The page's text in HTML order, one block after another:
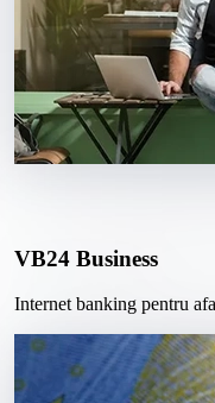
VB24 Business
Internet banking pentru